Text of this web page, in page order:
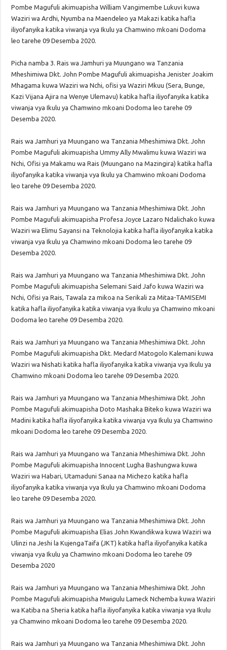
Pombe Magufuli akimuapisha William Vangimembe Lukuvi kuwa
Waziri wa Ardhi, Nyumba na Maendeleo ya Makazi katika hafla
iliyofanyika katika viwanja vya Ikulu ya Chamwino mkoani Dodoma
leo tarehe 09 Desemba 2020.
Picha namba 3. Rais wa Jamhuri ya Muungano wa Tanzania
Mheshimiwa Dkt. John Pombe Magufuli akimuapisha Jenister Joakim
Mhagama kuwa Waziri wa Nchi, ofisi ya Waziri Mkuu (Sera, Bunge,
Kazi Vijana Ajira na Wenye Ulemavu) katika hafla iliyofanyika katika
viwanja vya Ikulu ya Chamwino mkoani Dodoma leo tarehe 09
Desemba 2020.
Rais wa Jamhuri ya Muungano wa Tanzania Mheshimiwa Dkt. John
Pombe Magufuli akimuapisha Ummy Ally Mwalimu kuwa Waziri wa
Nchi, Ofisi ya Makamu wa Rais (Muungano na Mazingira) katika hafla
iliyofanyika katika viwanja vya Ikulu ya Chamwino mkoani Dodoma
leo tarehe 09 Desemba 2020.
Rais wa Jamhuri ya Muungano wa Tanzania Mheshimiwa Dkt. John
Pombe Magufuli akimuapisha Profesa Joyce Lazaro Ndalichako kuwa
Waziri wa Elimu Sayansi na Teknolojia katika hafla iliyofanyika katika
viwanja vya Ikulu ya Chamwino mkoani Dodoma leo tarehe 09
Desemba 2020.
Rais wa Jamhuri ya Muungano wa Tanzania Mheshimiwa Dkt. John
Pombe Magufuli akimuapisha Selemani Said Jafo kuwa Waziri wa
Nchi, Ofisi ya Rais, Tawala za mikoa na Serikali za Mitaa-TAMISEMI
katika hafla iliyofanyika katika viwanja vya Ikulu ya Chamwino mkoani
Dodoma leo tarehe 09 Desemba 2020.
Rais wa Jamhuri ya Muungano wa Tanzania Mheshimiwa Dkt. John
Pombe Magufuli akimuapisha Dkt. Medard Matogolo Kalemani kuwa
Waziri wa Nishati katika hafla iliyofanyika katika viwanja vya Ikulu ya
Chamwino mkoani Dodoma leo tarehe 09 Desemba 2020.
Rais wa Jamhuri ya Muungano wa Tanzania Mheshimiwa Dkt. John
Pombe Magufuli akimuapisha Doto Mashaka Biteko kuwa Waziri wa
Madini katika hafla iliyofanyika katika viwanja vya Ikulu ya Chamwino
mkoani Dodoma leo tarehe 09 Desemba 2020.
Rais wa Jamhuri ya Muungano wa Tanzania Mheshimiwa Dkt. John
Pombe Magufuli akimuapisha Innocent Lugha Bashungwa kuwa
Waziri wa Habari, Utamaduni Sanaa na Michezo katika hafla
iliyofanyika katika viwanja vya Ikulu ya Chamwino mkoani Dodoma
leo tarehe 09 Desemba 2020.
Rais wa Jamhuri ya Muungano wa Tanzania Mheshimiwa Dkt. John
Pombe Magufuli akimuapisha Elias John Kwandikwa kuwa Waziri wa
Ulinzi na Jeshi la KujengaTaifa (JKT) katika hafla iliyofanyika katika
viwanja vya Ikulu ya Chamwino mkoani Dodoma leo tarehe 09
Desemba 2020
Rais wa Jamhuri ya Muungano wa Tanzania Mheshimiwa Dkt. John
Pombe Magufuli akimuapisha Mwigulu Lameck Nchemba kuwa Waziri
wa Katiba na Sheria katika hafla iliyofanyika katika viwanja vya Ikulu
ya Chamwino mkoani Dodoma leo tarehe 09 Desemba 2020.
Rais wa Jamhuri ya Muungano wa Tanzania Mheshimiwa Dkt. John